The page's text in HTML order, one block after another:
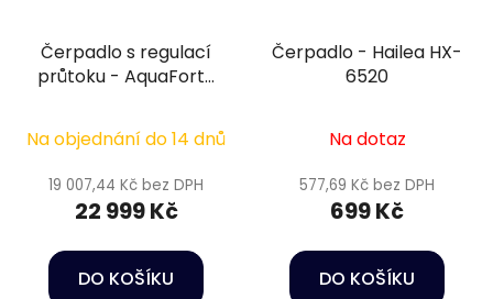
Čerpadlo s regulací
průtoku - AquaForte
wifi
Na objednání do 14 dnů
19 007,44 Kč bez DPH
22 999 Kč
DO KOŠÍKU
Čerpadlo - Hailea HX-
6520
Na dotaz
577,69 Kč bez DPH
699 Kč
DO KOŠÍKU